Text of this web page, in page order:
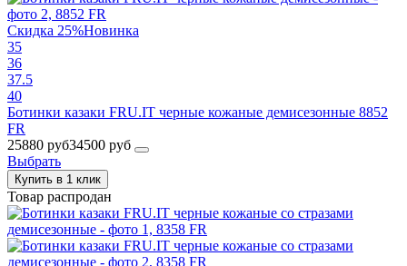
Скидка 25%Новинка
35
36
37.5
40
Ботинки казаки FRU.IT черные кожаные демисезонные 8852
FR
25880 руб34500 руб
Выбрать
Купить в 1 клик
Товар распродан